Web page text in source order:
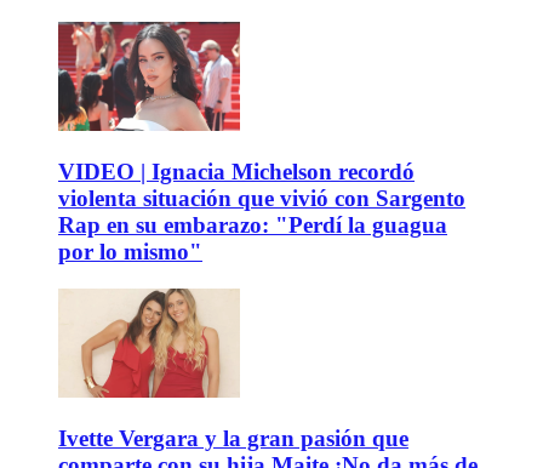
VIDEO | Ignacia Michelson recordó
violenta situación que vivió con Sargento
Rap en su embarazo: "Perdí la guagua
por lo mismo"
Ivette Vergara y la gran pasión que